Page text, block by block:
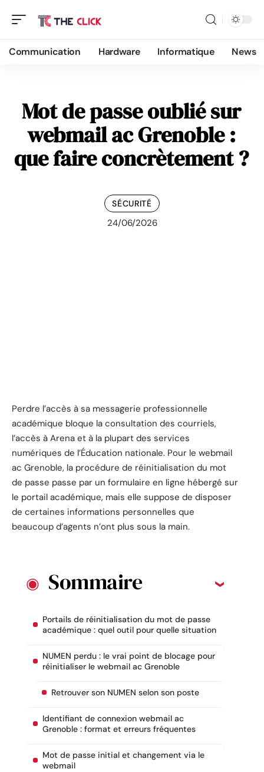
Communication Hardware Informatique News
Mot de passe oublié sur
webmail ac Grenoble :
que faire concrètement ?
SÉCURITÉ
24/06/2026
Perdre l’accès à sa messagerie professionnelle
académique bloque la consultation des courriels,
l’accès à Arena et à la plupart des services
numériques de l’Éducation nationale. Pour le webmail
ac Grenoble, la procédure de réinitialisation du mot
de passe passe par un formulaire en ligne hébergé sur
le portail académique, mais elle suppose de disposer
de certaines informations personnelles que
beaucoup d’agents n’ont plus sous la main.
Sommaire
Portails de réinitialisation du mot de passe
académique : quel outil pour quelle situation
NUMEN perdu : le vrai point de blocage pour
réinitialiser le webmail ac Grenoble
Retrouver son NUMEN selon son poste
Identifiant de connexion webmail ac
Grenoble : format et erreurs fréquentes
Mot de passe initial et changement via le
webmail